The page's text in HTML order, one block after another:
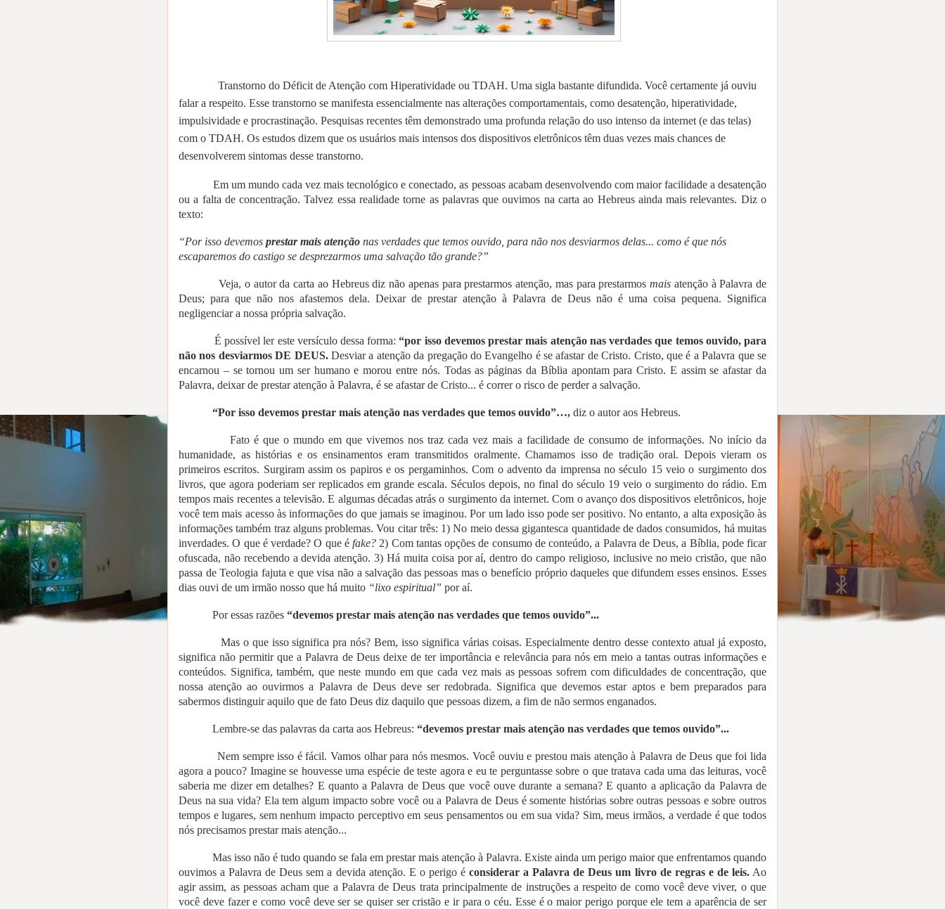
Transtorno do Déficit de Atenção com Hiperatividade ou TDAH. Uma sigla bastante difundida. Você certamente já ouviu
falar a respeito. Esse transtorno se manifesta essencialmente nas alterações comportamentais, como desatenção, hiperatividade,
impulsividade e procrastinação. Pesquisas recentes têm demonstrado uma profunda relação do uso intenso da internet (e das telas)
com o TDAH. Os estudos dizem que os usuários mais intensos dos dispositivos eletrônicos têm duas vezes mais chances de
desenvolverem sintomas desse transtorno.
Em um mundo cada vez mais tecnológico e conectado, as pessoas acabam desenvolvendo com maior facilidade a desatenção
ou a falta de concentração. Talvez essa realidade torne as palavras que ouvimos na carta ao Hebreus ainda mais relevantes. Diz o
texto:
“Por isso devemos prestar mais atenção nas verdades que temos ouvido, para não nos desviarmos delas... como é que nós
escaparemos do castigo se desprezarmos uma salvação tão grande?”
Veja, o autor da carta ao Hebreus diz não apenas para prestarmos atenção, mas para prestarmos mais atenção à Palavra de
Deus; para que não nos afastemos dela. Deixar de prestar atenção à Palavra de Deus não é uma coisa pequena. Significa
negligenciar a nossa própria salvação.
É possível ler este versículo dessa forma: “por isso devemos prestar mais atenção nas verdades que temos ouvido, para
não nos desviarmos DE DEUS. Desviar a atenção da pregação do Evangelho é se afastar de Cristo. Cristo, que é a Palavra que se
encarnou – se tornou um ser humano e morou entre nós. Todas as páginas da Bíblia apontam para Cristo. E assim se afastar da
Palavra, deixar de prestar atenção à Palavra, é se afastar de Cristo... é correr o risco de perder a salvação.
“Por isso devemos prestar mais atenção nas verdades que temos ouvido”…, diz o autor aos Hebreus.
Fato é que o mundo em que vivemos nos traz cada vez mais a facilidade de consumo de informações. No início da
humanidade, as histórias e os ensinamentos eram transmitidos oralmente. Chamamos isso de tradição oral. Depois vieram os
primeiros escritos. Surgiram assim os papiros e os pergaminhos. Com o advento da imprensa no século 15 veio o surgimento dos
livros, que agora poderiam ser replicados em grande escala. Séculos depois, no final do século 19 veio o surgimento do rádio. Em
tempos mais recentes a televisão. E algumas décadas atrás o surgimento da internet. Com o avanço dos dispositivos eletrônicos, hoje
você tem mais acesso às informações do que jamais se imaginou. Por um lado isso pode ser positivo. No entanto, a alta exposição às
informações também traz alguns problemas. Vou citar três: 1) No meio dessa gigantesca quantidade de dados consumidos, há muitas
inverdades. O que é verdade? O que é fake? 2) Com tantas opções de consumo de conteúdo, a Palavra de Deus, a Bíblia, pode ficar
ofuscada, não recebendo a devida atenção. 3) Há muita coisa por aí, dentro do campo religioso, inclusive no meio cristão, que não
passa de Teologia fajuta e que visa não a salvação das pessoas mas o benefício próprio daqueles que difundem esses ensinos. Esses
dias ouvi de um irmão nosso que há muito “lixo espiritual” por aí.
Por essas razões “devemos prestar mais atenção nas verdades que temos ouvido”...
Mas o que isso significa pra nós? Bem, isso significa várias coisas. Especialmente dentro desse contexto atual já exposto,
significa não permitir que a Palavra de Deus deixe de ter importância e relevância para nós em meio a tantas outras informações e
conteúdos. Significa, também, que neste mundo em que cada vez mais as pessoas sofrem com dificuldades de concentração, que
nossa atenção ao ouvirmos a Palavra de Deus deve ser redobrada. Significa que devemos estar aptos e bem preparados para
sabermos distinguir aquilo que de fato Deus diz daquilo que pessoas dizem, a fim de não sermos enganados.
Lembre-se das palavras da carta aos Hebreus: “devemos prestar mais atenção nas verdades que temos ouvido”...
Nem sempre isso é fácil. Vamos olhar para nós mesmos. Você ouviu e prestou mais atenção à Palavra de Deus que foi lida
agora a pouco? Imagine se houvesse uma espécie de teste agora e eu te perguntasse sobre o que tratava cada uma das leituras, você
saberia me dizer em detalhes? E quanto a Palavra de Deus que você ouve durante a semana? E quanto a aplicação da Palavra de
Deus na sua vida? Ela tem algum impacto sobre você ou a Palavra de Deus é somente histórias sobre outras pessoas e sobre outros
tempos e lugares, sem nenhum impacto perceptivo em seus pensamentos ou em sua vida? Sim, meus irmãos, a verdade é que todos
nós precisamos prestar mais atenção...
Mas isso não é tudo quando se fala em prestar mais atenção à Palavra. Existe ainda um perigo maior que enfrentamos quando
ouvimos a Palavra de Deus sem a devida atenção. E o perigo éconsiderar a Palavra de Deus um livro de regras e de leis.Ao
agir assim, as pessoas acham que a Palavra de Deus trata principalmente de instruções a respeito de como você deve viver, o que
você deve fazer e como você deve ser se quiser ser cristão e ir para o céu. Esse é o maior perigo porque ele tem a aparência de ser